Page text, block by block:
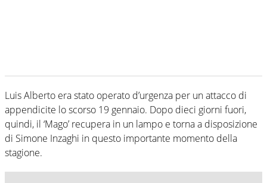
Luis Alberto era stato operato d’urgenza per un attacco di
appendicite lo scorso 19 gennaio. Dopo dieci giorni fuori,
quindi, il ‘Mago’ recupera in un lampo e torna a disposizione
di Simone Inzaghi in questo importante momento della
stagione.